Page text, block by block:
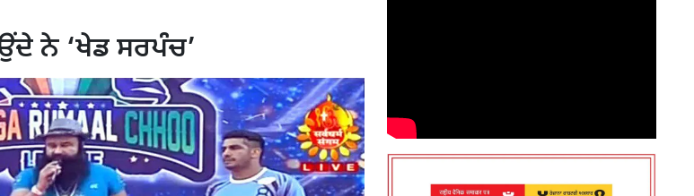
ਨੇ ‘ਖੇਡ ਸਰਪੰਚ’